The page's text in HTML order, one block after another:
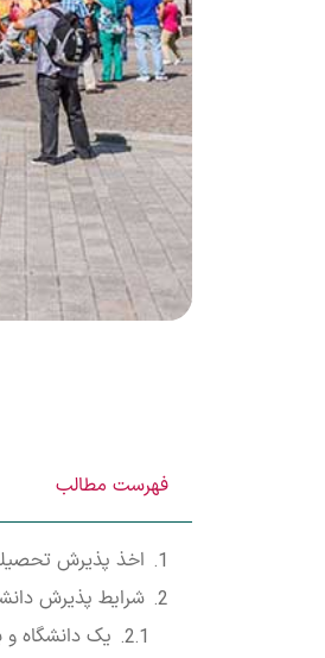
فهرست مطالب
اخذ پذیرش
شرایط پذیرش
یک دانشگاه و